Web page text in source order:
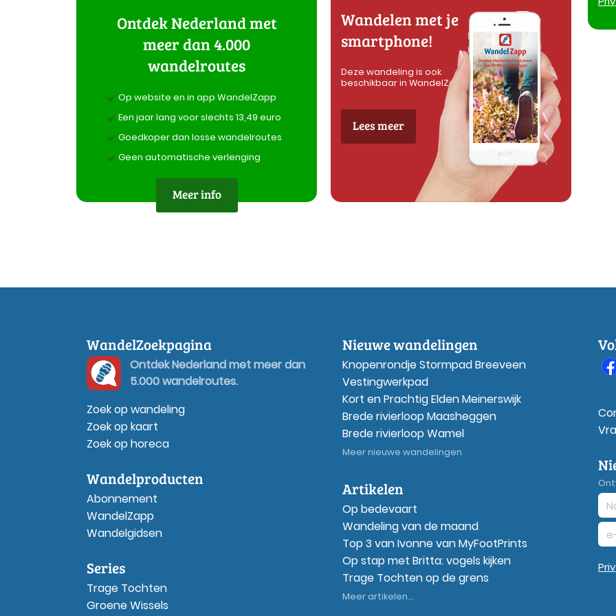
Ontdek Nederland met
meer dan 4.000
wandelroutes
Op website en in app WandelZapp
Een jaar lang voor slechts 13,49 euro
Goedkoper dan losse wandelroutes
Geen automatische verlenging
Meer info
Wandelen met je
smartphone!
Deze wandeling is ook
beschikbaar in WandelZapp
Lees meer
WandelZoekpagina
Ontdek Nederland met meer dan
5.000 wandelroutes.
Zoek op wandeling
Zoek op kaart
Zoek op horeca
Wandelproducten
Abonnement
WandelZapp
Wandelgidsen
Series
Trage Tochten
Groene Wissels
Nieuwe wandelingen
Knopenrondje Stormpad Breeveen
Vestingwerkpad
Kort en Prachtig Elden Meinerswijk
Brede rivierloop Maasheggen
Brede rivierloop Wamel
Meer nieuwe wandelingen
Artikelen
Op bedevaart
Wandeling van de maand
Top 3 van Ivonne van MyFootPrints
Op stap met Britta: vogels kijken
Trage Tochten op de grens
Meer artikelen...